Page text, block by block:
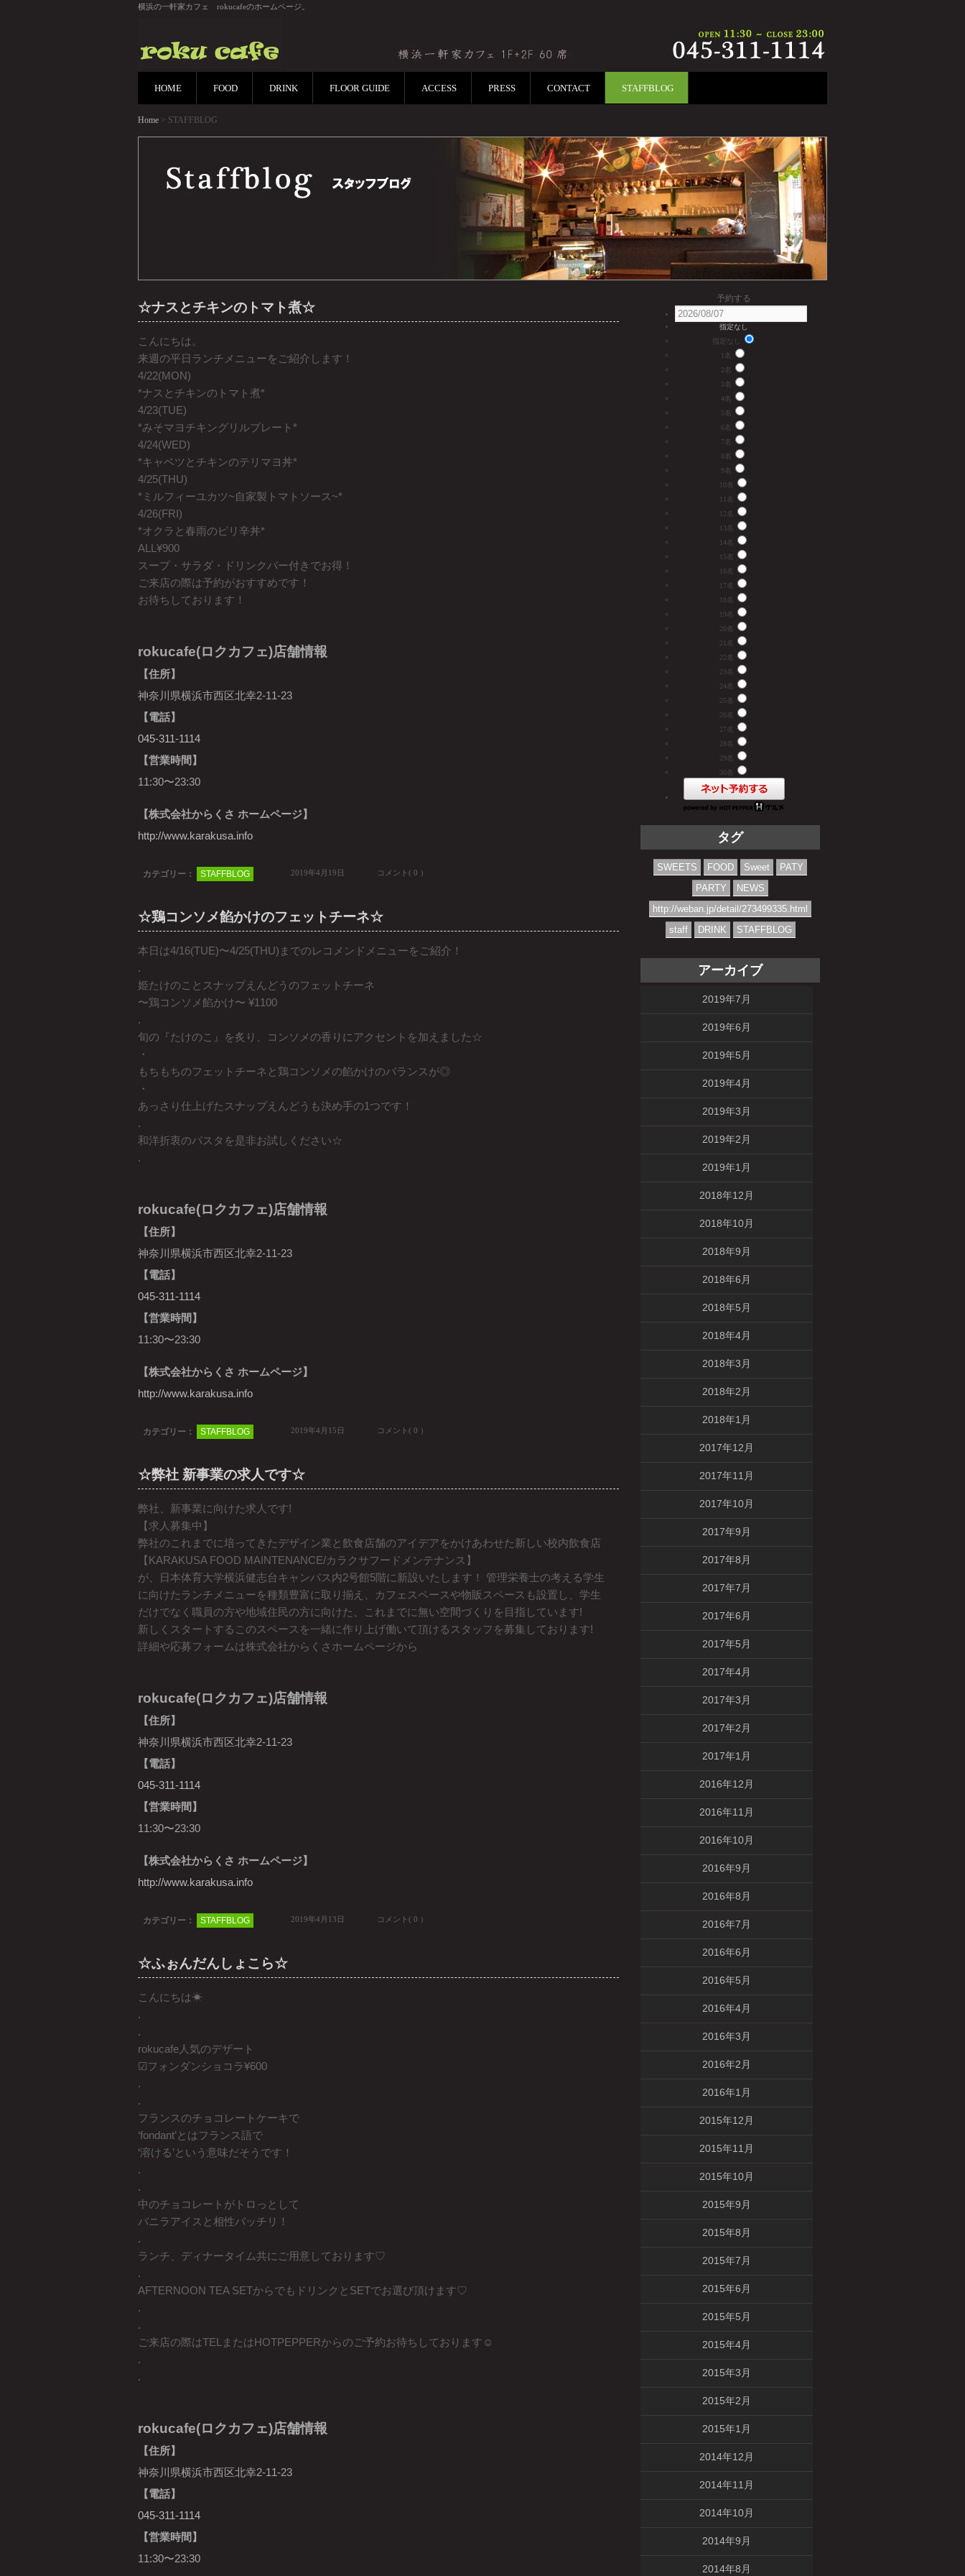
横浜の一軒家カフェ rokucafeのホームページ。
HOME FOOD DRINK FLOOR GUIDE ACCESS PRESS CONTACT STAFFBLOG
Home > STAFFBLOG
☆ナスとチキンのトマト煮☆
こんにちは。
来週の平日ランチメニューをご紹介します！
4/22(MON)
*ナスとチキンのトマト煮*
4/23(TUE)
*みそマヨチキングリルプレート*
4/24(WED)
*キャベツとチキンのテリマヨ丼*
4/25(THU)
*ミルフィーユカツ~自家製トマトソース~*
4/26(FRI)
*オクラと春雨のピリ辛丼*
ALL¥900
スープ・サラダ・ドリンクバー付きでお得！
ご来店の際は予約がおすすめです！
お待ちしております！
rokucafe(ロクカフェ)店舗情報
【住所】
神奈川県横浜市西区北幸2-11-23
【電話】
045-311-1114
【営業時間】
11:30〜23:30
【株式会社からくさ ホームページ】
http://www.karakusa.info
カテゴリー： STAFFBLOG 2019年4月19日 コメント( 0 ）
☆鶏コンソメ餡かけのフェットチーネ☆
本日は4/16(TUE)〜4/25(THU)までのレコメンドメニューをご紹介！
.
姫たけのことスナップえんどうのフェットチーネ
〜鶏コンソメ餡かけ〜 ¥1100
.
旬の『たけのこ』を炙り、コンソメの香りにアクセントを加えました☆
・
もちもちのフェットチーネと鶏コンソメの餡かけのバランスが◎
・
あっさり仕上げたスナップえんどうも決め手の1つです！
.
和洋折衷のパスタを是非お試しください☆
.
rokucafe(ロクカフェ)店舗情報
【住所】
神奈川県横浜市西区北幸2-11-23
【電話】
045-311-1114
【営業時間】
11:30〜23:30
【株式会社からくさ ホームページ】
http://www.karakusa.info
カテゴリー： STAFFBLOG 2019年4月15日 コメント( 0 ）
☆弊社 新事業の求人です☆
弊社、新事業に向けた求人です!
【求人募集中】
弊社のこれまでに培ってきたデザイン業と飲食店舗のアイデアをかけあわせた新しい校内飲食店
【KARAKUSA FOOD MAINTENANCE/カラクサフードメンテナンス】
が、日本体育大学横浜健志台キャンパス内2号館5階に新設いたします！ 管理栄養士の考える学生
に向けたランチメニューを種類豊富に取り揃え、カフェスペースや物販スペースも設置し、学生
だけでなく職員の方や地域住民の方に向けた、これまでに無い空間づくりを目指しています!
新しくスタートするこのスペースを一緒に作り上げ働いて頂けるスタッフを募集しております!
詳細や応募フォームは株式会社からくさホームページから
rokucafe(ロクカフェ)店舗情報
【住所】
神奈川県横浜市西区北幸2-11-23
【電話】
045-311-1114
【営業時間】
11:30〜23:30
【株式会社からくさ ホームページ】
http://www.karakusa.info
カテゴリー： STAFFBLOG 2019年4月13日 コメント( 0 ）
☆ふぉんだんしょこら☆
こんにちは☀︎
.
.
rokucafe人気のデザート
☑︎フォンダンショコラ¥600
.
.
フランスのチョコレートケーキで
‘fondant’とはフランス語で
‘溶ける’という意味だそうです！
.
.
中のチョコレートがトロっとして
バニラアイスと相性バッチリ！
.
ランチ、ディナータイム共にご用意しております♡
.
AFTERNOON TEA SETからでもドリンクとSETでお選び頂けます♡
.
.
ご来店の際はTELまたはHOTPEPPERからのご予約お待ちしております☺︎
.
.
rokucafe(ロクカフェ)店舗情報
【住所】
神奈川県横浜市西区北幸2-11-23
【電話】
045-311-1114
【営業時間】
11:30〜23:30
予約する
指定なし
指定なし
1名
2名
3名
4名
5名
6名
7名
8名
9名
10名
11名
12名
13名
14名
15名
16名
17名
18名
19名
20名
21名
22名
23名
24名
25名
26名
27名
28名
29名
30名
タグ
SWEETS FOOD Sweet
PATY
PARTY
NEWS
http://weban.jp/detail/273499335.html
staff
DRINK STAFFBLOG
アーカイブ
2019年7月
2019年6月
2019年5月
2019年4月
2019年3月
2019年2月
2019年1月
2018年12月
2018年10月
2018年9月
2018年6月
2018年5月
2018年4月
2018年3月
2018年2月
2018年1月
2017年12月
2017年11月
2017年10月
2017年9月
2017年8月
2017年7月
2017年6月
2017年5月
2017年4月
2017年3月
2017年2月
2017年1月
2016年12月
2016年11月
2016年10月
2016年9月
2016年8月
2016年7月
2016年6月
2016年5月
2016年4月
2016年3月
2016年2月
2016年1月
2015年12月
2015年11月
2015年10月
2015年9月
2015年8月
2015年7月
2015年6月
2015年5月
2015年4月
2015年3月
2015年2月
2015年1月
2014年12月
2014年11月
2014年10月
2014年9月
2014年8月